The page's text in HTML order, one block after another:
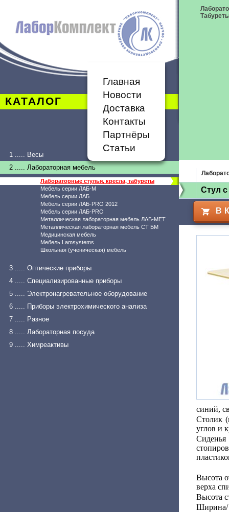
КАТАЛОГ
Главная
Новости
Доставка
Контакты
Партнёры
Статьи
1 ..... Весы
2 ..... Лабораторная мебель
Лабораторные стулья, кресла, табуреты
Мебель серии ЛАБ-М
Мебель серии ЛАБ
Мебель серии ЛАБ-PRO 2012
Мебель серии ЛАБ-PRO
Металлическая лабораторная мебель ЛАБ-МЕТ
Металлическая лабораторная мебель СТ БМ
Медицинская мебель
Мебель Lamsystems
Школьная (ученическая) мебель
3 ..... Оптические приборы
4 ..... Специализированные приборы
5 ..... Электронагревательное оборудование
6 ..... Приборы электрохимического анализа
7 ..... Разное
8 ..... Лабораторная посуда
9 ..... Химреактивы
Стул
В
синий,
Столик
углов и
Высота
верха
Высота
Ширина/